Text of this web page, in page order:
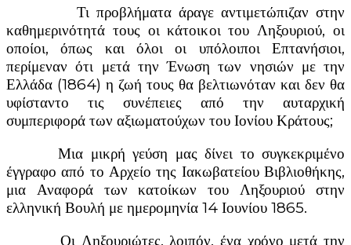
Τι προβλήματα άραγε αντιμετώπιζαν στην
καθημερινότητά τους οι κάτοικοι του Ληξουριού, οι
οποίοι, όπως και όλοι οι υπόλοιποι Επτανήσιοι,
περίμεναν ότι μετά την Ένωση των νησιών με την
Ελλάδα (1864) η ζωή τους θα βελτιωνόταν και δεν θα
υφίσταντο τις συνέπειες από την αυταρχική
συμπεριφορά των αξιωματούχων του Ιονίου Κράτους;
Μια μικρή γεύση μας δίνει το συγκεκριμένο
έγγραφο από το Αρχείο της Ιακωβατείου Βιβλιοθήκης,
μια Αναφορά των κατοίκων του Ληξουριού στην
ελληνική Βουλή με ημερομηνία 14 Ιουνίου 1865.
Οι Ληξουριώτες, λοιπόν, ένα χρόνο μετά την